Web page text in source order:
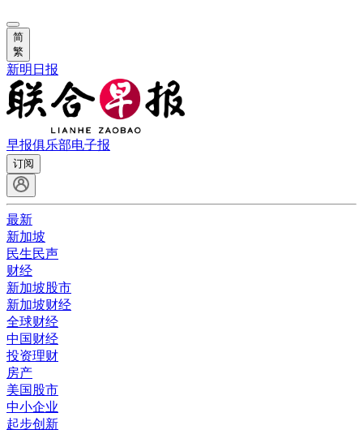
简
繁
新明日报
早报俱乐部电子报
订阅
最新
新加坡
民生民声
财经
新加坡股市
新加坡财经
全球财经
中国财经
投资理财
房产
美国股市
中小企业
起步创新